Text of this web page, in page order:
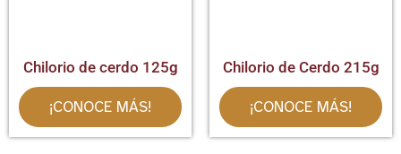
Chilorio de cerdo 125g
¡CONOCE MÁS!
Chilorio de Cerdo 215g
¡CONOCE MÁS!